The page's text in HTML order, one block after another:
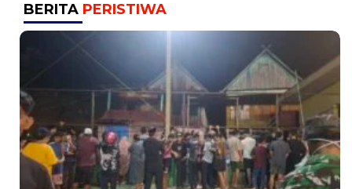
BERITA PERISTIWA